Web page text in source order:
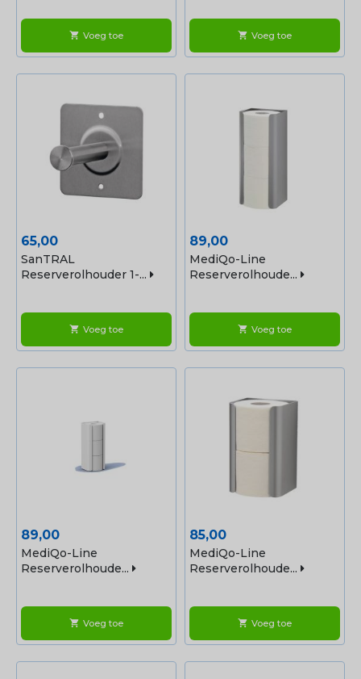
shopping_cart Voeg toe shopping_cart Voeg toe
Prijs
65,00
SanTRAL
Reserverolhouder 1-...
shopping_cart Voeg toe
Prijs
89,00
MediQo-Line
Reserverolhoude...
shopping_cart Voeg toe
Prijs
89,00
MediQo-Line
Reserverolhoude...
shopping_cart Voeg toe
Prijs
85,00
MediQo-Line
Reserverolhoude...
shopping_cart Voeg toe